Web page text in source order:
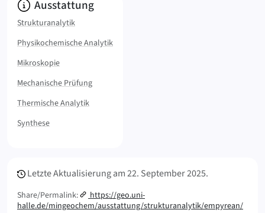
Info:
Ausstattung
Strukturanalytik
Physikochemische Analytik
Mikroskopie
Mechanische Prüfung
Thermische Analytik
Synthese
Letzte Aktualisierung am22. September 2025.
Share/Permalink:
https://geo.uni-
halle.de/mingeochem/ausstattung/strukturanalytik/empyrean/